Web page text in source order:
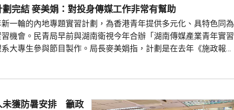
湖南傳媒青年實習計劃完結 麥美娟：對投身傳媒工作非常有幫助
一輪的內地專題實習計劃，為香港青年提供多元化、具特色同為
機會。民青局早前與湖南衛視今年合辦「湖南傳媒產業青年實習
大專生參與節目製作。局長麥美娟指，計劃是在去年《施政報
節目策劃、編劇、後期製作等，深入認識內地媒體環境、行業運
未獲防暑安排 籲政